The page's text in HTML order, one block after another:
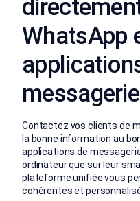
WhatsApp
messagerie
Contactez vos clients de
la bonne information au
applications de
ordinateur que sur leur
plateforme unifiée vous
cohérentes et